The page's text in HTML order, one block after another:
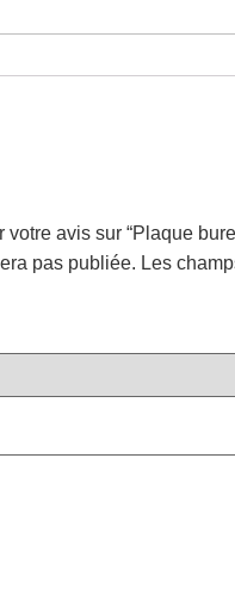
avis sur “Plaque
pas publiée. Les